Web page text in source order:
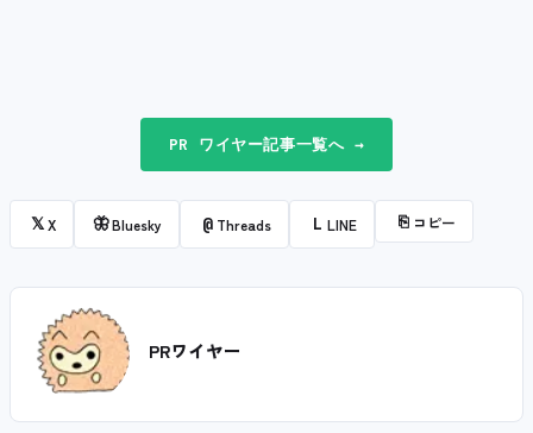
PR ワイヤー記事一覧へ →
𝕏X 🦋Bluesky @ Threads L LINE ⎘ コピー
PRワイヤー